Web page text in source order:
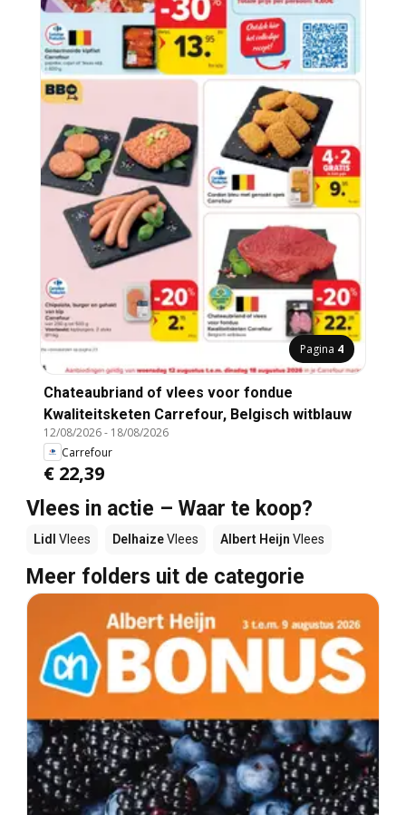
Pagina 4
Chateaubriand of vlees voor fondue
Kwaliteitsketen Carrefour, Belgisch witblauw
12/08/2026- 18/08/2026
Carrefour
€ 22,39
Vlees in actie – Waar te koop?
Lidl Vlees DelhaizeVlees Albert Heijn Vlees
Meer folders uit de categorie